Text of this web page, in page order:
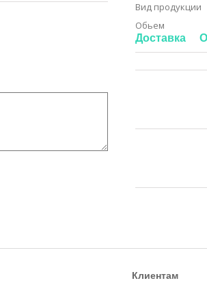
Вид продукции
Обьем
Доставка
Клиентам